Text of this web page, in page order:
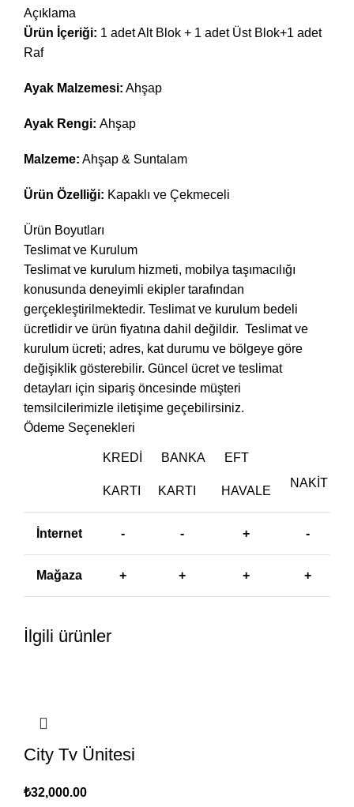
Açıklama
Ürün İçeriği: 1 adet Alt Blok + 1 adet Üst Blok+1 adet
Raf
Ayak Malzemesi: Ahşap
Ayak Rengi: Ahşap
Malzeme: Ahşap & Suntalam
Ürün Özelliği: Kapaklı ve Çekmeceli
Ürün Boyutları
Teslimat ve Kurulum
Teslimat ve kurulum hizmeti, mobilya taşımacılığı
konusunda deneyimli ekipler tarafından
gerçekleştirilmektedir. Teslimat ve kurulum bedeli
ücretlidir ve ürün fiyatına dahil değildir. ‎ Teslimat ve
kurulum ücreti; adres, kat durumu ve bölgeye göre
değişiklik gösterebilir. Güncel ücret ve teslimat
detayları için sipariş öncesinde müşteri
temsilcilerimizle iletişime geçebilirsiniz.
Ödeme Seçenekleri
KREDI
KARTI
BANKA
KARTI
EFT
HAVALE
NAKIT
İnternet - - + -
Mağaza + + + +
İlgili ürünler
City Tv Ünitesi
₺32,000.00